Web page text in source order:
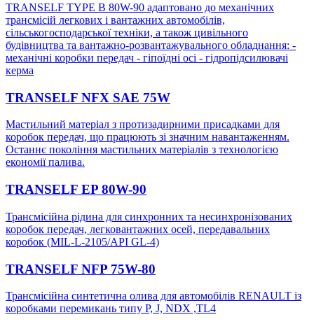
TRANSELF TYPE B 80W-90 адаптовано до механічних
трансмісій легкових і вантажних автомобілів,
сільськогосподарської техніки, а також цивільного
будівництва та вантажно-розвантажувального обладнання: -
механічні коробки передач - гіпоїдні осі - гідропідсилювачі
керма
TRANSELF NFX SAE 75W
Мастильний матеріал з протизадирними присадками для
коробок передач, що працюють зі значним навантаженням.
Останнє покоління мастильних матеріалів з технологією
економії палива.
TRANSELF EP 80W-90
Трансмісійна рідина для синхронних та несинхронізованих
коробок передач, легковантажних осей, передавальних
коробок (MIL-L-2105/API GL-4)
TRANSELF NFP 75W-80
Трансмісійна синтетична олива для автомобілів RENAULT із
коробками перемикань типу P, J, NDX ,TL4